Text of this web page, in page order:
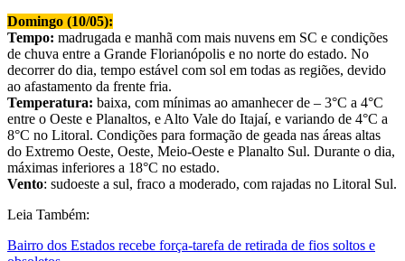
Domingo (10/05):
Tempo: madrugada e manhã com mais nuvens em SC e condições
de chuva entre a Grande Florianópolis e no norte do estado. No
decorrer do dia, tempo estável com sol em todas as regiões, devido
ao afastamento da frente fria.
Temperatura: baixa, com mínimas ao amanhecer de – 3°C a 4°C
entre o Oeste e Planaltos, e Alto Vale do Itajaí, e variando de 4°C a
8°C no Litoral. Condições para formação de geada nas áreas altas
do Extremo Oeste, Oeste, Meio-Oeste e Planalto Sul. Durante o dia,
máximas inferiores a 18°C no estado.
Vento: sudoeste a sul, fraco a moderado, com rajadas no Litoral Sul.
Leia Também:
Bairro dos Estados recebe força-tarefa de retirada de fios soltos e